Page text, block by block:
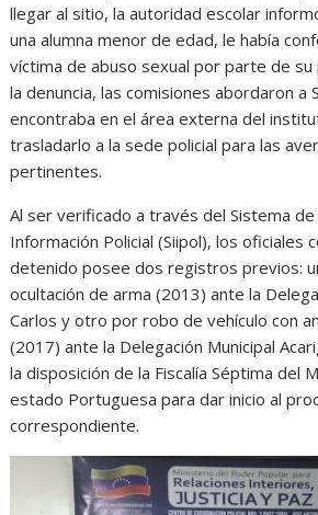
llegar al sitio, la autoridad escolar
una alumna menor de edad, le había
víctima de abuso sexual por parte de
la denuncia, las comisiones abordaron a
encontraba en el área externa del
trasladarlo a la sede policial para las
pertinentes.
Al ser verificado a través del Sistema
Información Policial (Siipol), los oficiales
detenido posee dos registros previos:
ocultación de arma (2013) ante la
Carlos y otro por robo de vehículo con
(2017) ante la Delegación Municipal
la disposición de la Fiscalía Séptima del
estado Portuguesa para dar inicio al
correspondiente.